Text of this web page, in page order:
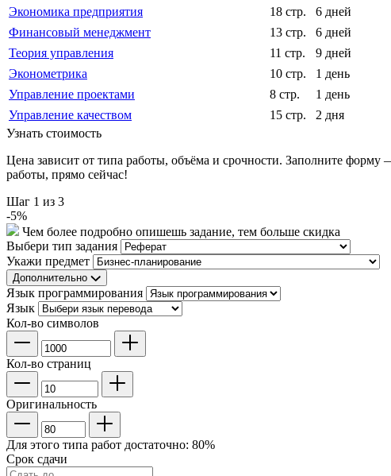
Экономика предприятия
18 стр. 6 дней
Финансовый менеджмент
13 стр. 6 дней
Теория управления
11 стр. 9 дней
Эконометрика
10 стр. 1 день
Управление проектами
8 стр. 1 день
Управление качеством
15 стр. 2 дня
Узнать стоимость
Цена зависит от типа работы, объёма и срочности. Заполните форму
работы, прямо сейчас!
Шаг 1 из 3
-5%
Чем более подробно опишешь задание, тем больше скидка
Выбери тип задания
Укажи предмет
Дополнительно
Язык программирования
Язык
Кол-во символов
Кол-во страниц
Оригинальность
Для этого типа работ достаточно: 80%
Срок сдачи